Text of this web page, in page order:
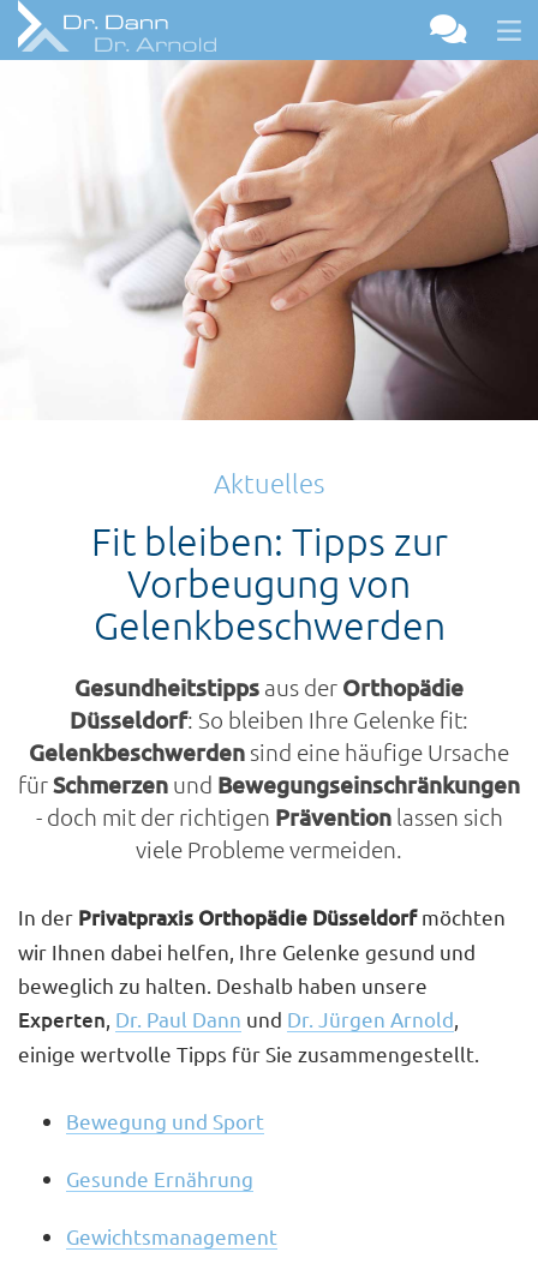
Aktuelles
Fit bleiben: Tipps zur
Vorbeugung von
Gelenkbeschwerden
Gesundheitstipps aus der Orthopädie
Düsseldorf: So bleiben Ihre Gelenke fit:
Gelenkbeschwerden sind eine häufige Ursache
fürSchmerzen und Bewegungseinschränkungen
- doch mit der richtigen Präventionlassen sich
viele Probleme vermeiden.
In der Privatpraxis Orthopädie Düsseldorfmöchten
wir Ihnen dabei helfen, Ihre Gelenke gesund und
beweglich zu halten. Deshalb haben unsere
Experten Dr. Paul Dann und Dr. Jürgen Arnold
einige wertvolle Tipps für Sie zusammengestellt.
Bewegung und Sport
Gesunde Ernährung
Gewichtsmanagement